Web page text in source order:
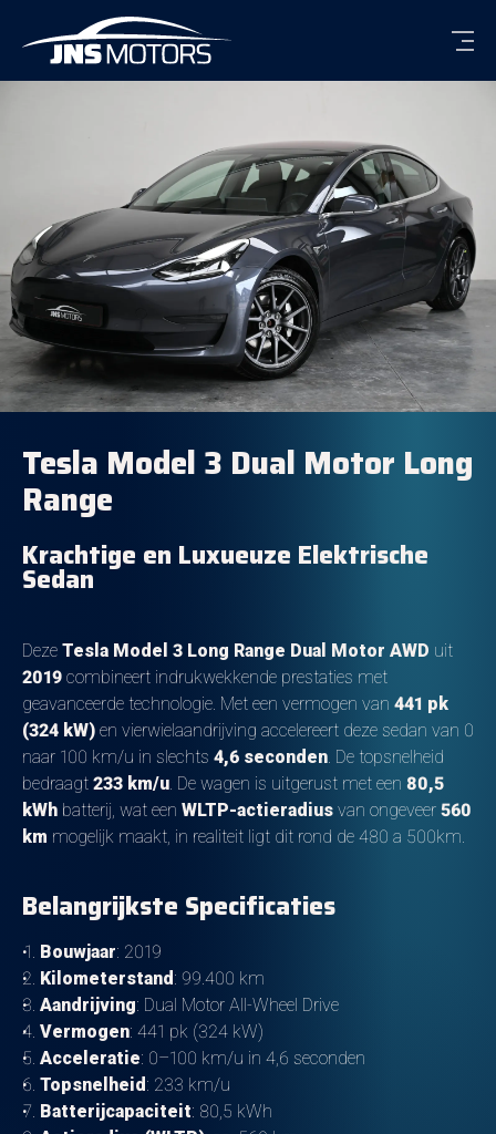
Tesla Model 3 Dual Motor Long
Range
Krachtige en Luxueuze Elektrische
Sedan
Deze Tesla Model 3 Long Range Dual Motor AWD uit
2019 combineert indrukwekkende prestaties met
geavanceerde technologie. Met een vermogen van 441 pk
(324 kW) en vierwielaandrijving accelereert deze sedan van 0
naar 100 km/u in slechts 4,6 seconden. De topsnelheid
bedraagt 233 km/u. De wagen is uitgerust met een 80,5
kWh batterij, wat een WLTP-actieradius van ongeveer 560
km mogelijk maakt, in realiteit ligt dit rond de 480 a 500km.
Belangrijkste Specificaties
Bouwjaar: 2019
Kilometerstand : 99.400 km
Aandrijving: Dual Motor All-Wheel Drive
Vermogen: 441 pk (324 kW)
Acceleratie: 0–100 km/u in 4,6 seconden
Topsnelheid : 233 km/u
Batterijcapaciteit: 80,5 kWh